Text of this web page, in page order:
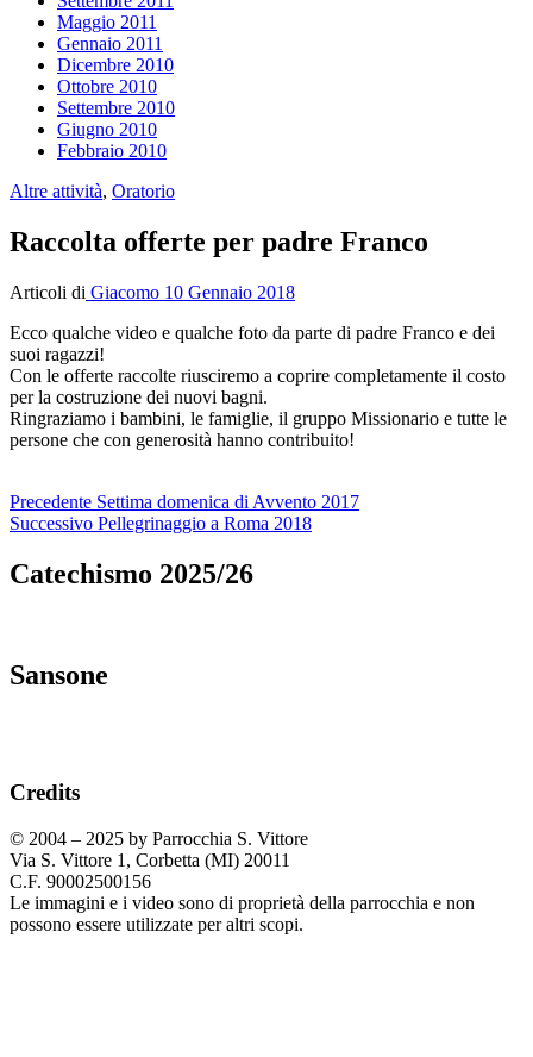
Maggio 2011
Gennaio 2011
Dicembre 2010
Ottobre 2010
Settembre 2010
Giugno 2010
Febbraio 2010
Altre attività, Oratorio
Raccolta offerte per padre Franco
Articoli di Giacomo 10 Gennaio 2018
Ecco qualche video e qualche foto da parte di padre Franco e dei
suoi ragazzi!
Con le offerte raccolte riusciremo a coprire completamente il costo
per la costruzione dei nuovi bagni.
Ringraziamo i bambini, le famiglie, il gruppo Missionario e tutte le
persone che con generosità hanno contribuito!
Navigazione
articoli
Precedente Articolo
precedente:
Settima domenica di Avvento 2017
Successivo Articolo
Pellegrinaggio a Roma 2018
Catechismo 2025/26
Sansone
Credits
© 2004 – 2025 by Parrocchia S. Vittore
Via S. Vittore 1, Corbetta (MI) 20011
C.F. 90002500156
Le immagini e i video sono di proprietà della parrocchia e non
possono essere utilizzate per altri scopi.